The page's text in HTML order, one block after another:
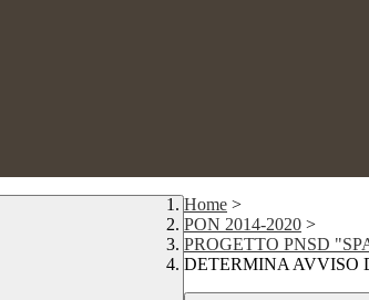
Home >
PON 2014-2020 >
PROGETTO PNSD
DETERMINA AVVISO